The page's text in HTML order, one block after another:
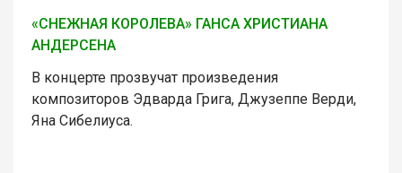
«СНЕЖНАЯ КОРОЛЕВА» ГАНСА ХРИСТИАНА
АНДЕРСЕНА
В концерте прозвучат произведения
композиторов Эдварда Грига, Джузеппе Верди,
Яна Сибелиуса.